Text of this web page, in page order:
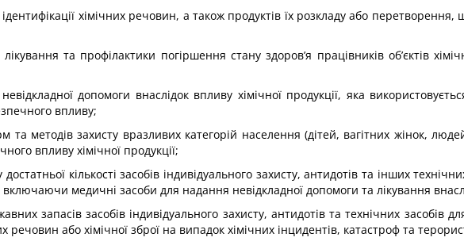
хімічних речовин, а також продуктів їх розкладу або
та профілактики погіршення стану здоров’я працівників об’єктів
допомоги внаслідок впливу хімічної продукції, яка
впливу;
методів захисту вразливих категорій населення (дітей, вагітних жінок,
впливу хімічної продукції;
кількості засобів індивідуального захисту, антидотів та інших
медичні засоби для надання невідкладної допомоги та лікування
запасів засобів індивідуального захисту, антидотів та технічних засобів
або хімічної зброї на випадок хімічних інцидентів, катастроф та